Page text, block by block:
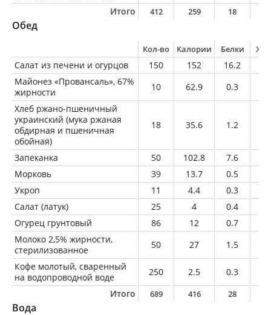
Итого
412 259 18
Обед
Кол-во Калории Белки
Салат из печени и огурцов 150 152 16.2
Майонез «Провансаль», 67%
жирности
10 62.9 0.3
Хлеб ржано-пшеничный
украинский (мука ржаная
обдирная и пшеничная
обойная)
18 35.6 1.2
Запеканка 50 102.8 7.6
Морковь
39 13.7 0.5
Укроп
11 4.4 0.3
Салат (латук)
25 4 0.4
Огурец грунтовый
86 12 0.7
Молоко 2,5% жирности,
стерилизованное
50 27 1.5
Кофе молотый, сваренный
на водопроводной воде
250 2.5 0.3
Итого
689 416 28
Вода